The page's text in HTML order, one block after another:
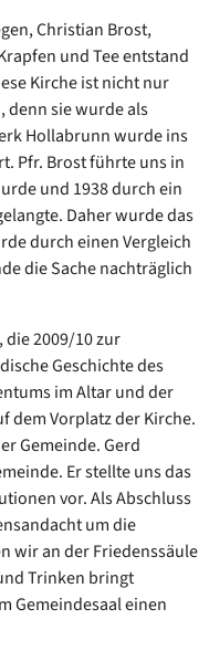
Christian Brost,
und Tee entstand
Kirche ist nicht nur
denn sie wurde als
Hollabrunn wurde ins
Pfr. Brost führte uns in
und 1938 durch ein
Daher wurde das
durch einen Vergleich
die Sache nachträglich
2009/10 zur
Geschichte des
im Altar und der
dem Vorplatz der Kirche.
Gemeinde. Gerd
Er stellte uns das
vor. Als Abschluss
um die
wir an der Friedenssäule
Trinken bringt
Gemeindesaal einen